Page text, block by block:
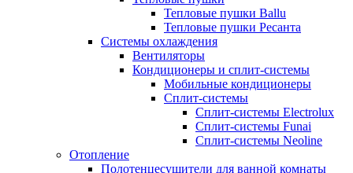
Тепловые пушки Ballu
Тепловые пушки Ресанта
Системы охлаждения
Вентиляторы
Кондиционеры и сплит-системы
Мобильные кондиционеры
Сплит-системы
Сплит-системы Electrolux
Сплит-системы Funai
Сплит-системы Neoline
Отопление
Полотенцесушители для ванной комнаты